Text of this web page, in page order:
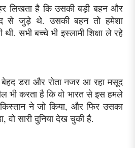
लिखता है कि उसकी बड़ी बहन और
से जुड़े थे. उसकी बहन तो हमेशा
सभी बच्चे भी इस्लामी शिक्षा ले रहे
बेहद डरा और रोता नजर आ रहा मसूद
भी करता है कि वो भारत से इस हमले
ने जो किया, और फिर उसका
वो सारी दुनिया देख चुकी है.